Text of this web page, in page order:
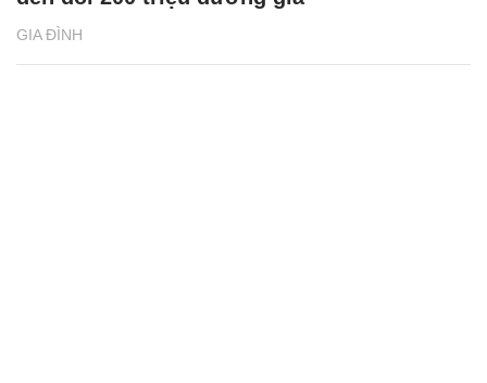
GIA ĐÌNH